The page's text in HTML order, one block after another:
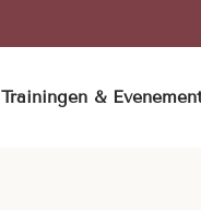
Trainingen &